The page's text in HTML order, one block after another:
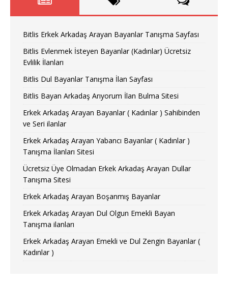
Bitlis Erkek Arkadaş Arayan Bayanlar Tanışma Sayfası
Bitlis Evlenmek İsteyen Bayanlar (Kadınlar) Ücretsiz
Evlilik İlanları
Bitlis Dul Bayanlar Tanışma İlan Sayfası
Bitlis Bayan Arkadaş Arıyorum İlan Bulma Sitesi
Erkek Arkadaş Arayan Bayanlar ( Kadınlar ) Sahibinden
ve Seri ilanlar
Erkek Arkadaş Arayan Yabancı Bayanlar ( Kadınlar )
Tanışma İlanları Sitesi
Ücretsiz Üye Olmadan Erkek Arkadaş Arayan Dullar
Tanışma Sitesi
Erkek Arkadaş Arayan Boşanmış Bayanlar
Erkek Arkadaş Arayan Dul Olgun Emekli Bayan
Tanışma ilanları
Erkek Arkadaş Arayan Emekli ve Dul Zengin Bayanlar (
Kadınlar )